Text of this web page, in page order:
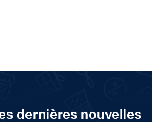
dernières nouvelles